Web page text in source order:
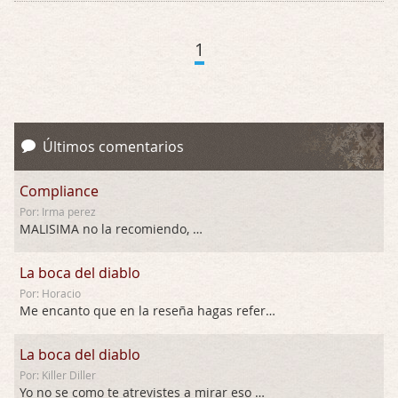
1
Últimos comentarios
Compliance
Por: Irma perez
MALISIMA no la recomiendo, …
La boca del diablo
Por: Horacio
Me encanto que en la reseña hagas referen …
La boca del diablo
Por: Killer Diller
Yo no se como te atrevistes a mirar eso …